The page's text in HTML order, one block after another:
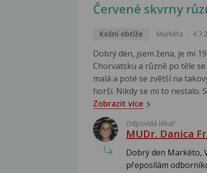
Červené skvrny
Kožní obtíže Markéta
Dobrý den, jsem žena, je mi
Chorvatsku a různě po těle
malá a poté se zvětší na
horší. Nikdy se mi to nestalo.
Zobrazit více
Odpovídá lékař:
MUDr. Danica
Dobrý den Markéto,
přeposílám